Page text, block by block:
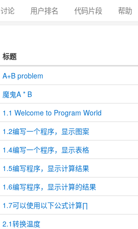
讨论 用户排名 代码片段 帮助
标题
A+B problem
魔鬼A * B
1.1 Welcome to Program World
1.2编写一个程序，显示图案
1.4编写一个程序，显示表格
1.5编写程序，显示计算结果
1.6编写程序，显示计算的结果
1.7可以使用以下公式计算∏
2.1转换温度